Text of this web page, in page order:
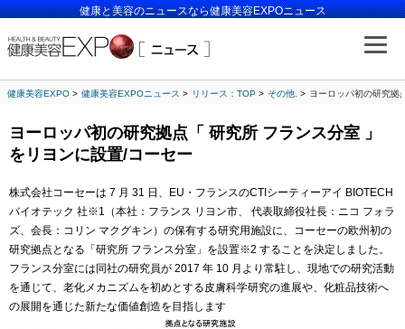
健康と美容のニュースなら健康美容EXPOニュース
健康美容EXPO 健康美容EXPOニュース リリース：TOP その他. ヨーロッパ初の研究拠
ヨーロッパ初の研究拠点「 研究所 フランス分室 」
をリヨンに設置/コーセー
株式会社コーセーは 7 月 31 日、EU・フランスのCTIシーティーアイ BIOTECH
バイオテック 社※1（本社：フランス リヨン市、 代表取締役社長：ニコ フォラ
ズ、会長：コリン マクグキン）の保有する研究用施設に、コーセーの欧州初の
研究拠点となる「研究所 フランス分室」を設置※2 することを決定しました。
フランス分室には同社の研究員が 2017 年 10 月より常駐し、現地での研究活動
を通じて、老化メカニズムを初めとする皮膚科学研究の進展や、化粧品技術へ
の展開を通じた新たな価値創造を目指します